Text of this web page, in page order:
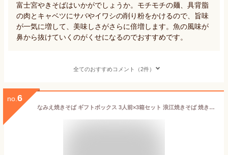
富士宮やきそばはいかがでしょうか。モチモチの麺、具背脂
の肉とキャベツにサバやイワシの削り粉をかけるので、旨味
が一気に増して、美味しさがさらに倍増します。魚の風味が
鼻から抜けていくのがくせになるのでおすすめです。
全てのおすすめコメント（2件）
no. 6
なみえ焼きそば ギフトボックス 3人前×3箱セット 浪江焼きそば 焼きそば 太麺 太麺焼きそば 極太麺 やきそば ヤキソバ 浪江 ご当地グルメ 福島土産 福島お土産 めんの旭屋 旭屋 郡山銘販 まざっせこらっせ